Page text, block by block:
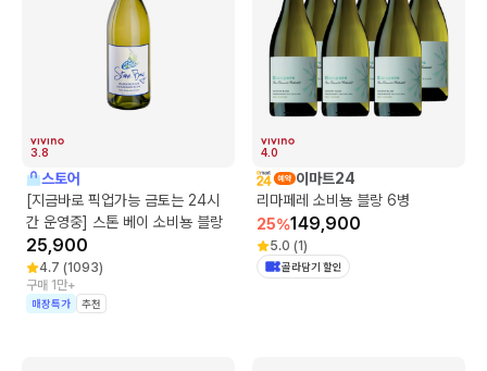
3.8
스토어
[지금바로 픽업가능 금토는 24시
간 운영중] 스톤 베이 소비뇽 블랑
25,900
4.7 (1093)
구매 1만+
매장특가 추천
4.0
이마트24
리마페레 소비뇽 블랑 6병
25%149,900
5.0 (1)
골라담기 할인